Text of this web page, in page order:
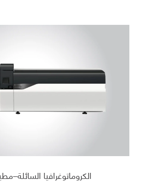
الكروماتوغرافيا